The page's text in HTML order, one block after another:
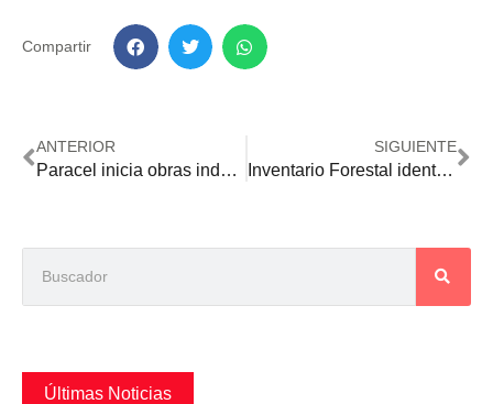
Compartir
ANTERIOR
Paracel inicia obras industriales y proyecta transformar la economía del norte del país
SIGUIENTE
Inventario Forestal identifica 256 especies y refuerza el valor estratégico de los bosques
Últimas Noticias